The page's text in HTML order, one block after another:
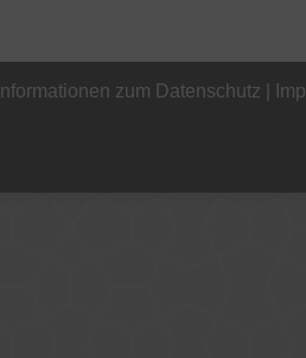
Informationen zum Datenschutz